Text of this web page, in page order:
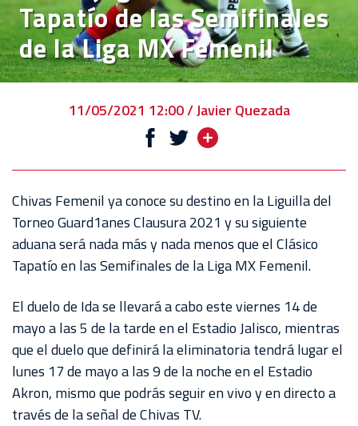
VENTA
DE
BOLETOS
CHIVABONOS
REBAÑO
CHIVAS
TIENDA
CHIVAS
CHIVASTV
ESTADIO
AKRON
TOUR
Tapatío de las Semifinales
de la Liga MX Femenil
11/05/2021 12:00 / Javier Quezada
Chivas Femenil ya conoce su destino en la Liguilla del
Torneo Guard1anes Clausura 2021 y su siguiente
aduana será nada más y nada menos que el Clásico
Tapatío en las Semifinales de la Liga MX Femenil.
El duelo de Ida se llevará a cabo este viernes 14 de
mayo a las 5 de la tarde en el Estadio Jalisco, mientras
que el duelo que definirá la eliminatoria tendrá lugar el
lunes 17 de mayo a las 9 de la noche en el Estadio
Akron, mismo que podrás seguir en vivo y en directo a
través de la señal de Chivas TV.